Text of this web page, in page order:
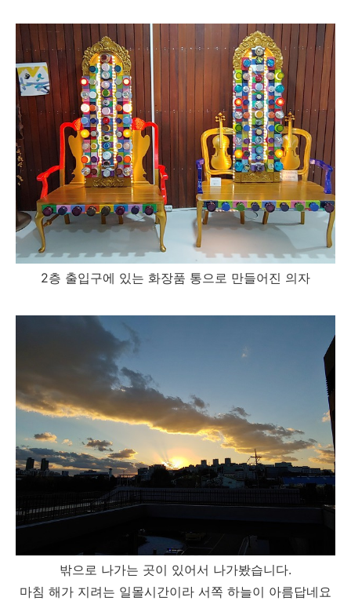
2층 출입구에 있는 화장품 통으로 만들어진 의자
밖으로 나가는 곳이 있어서 나가봤습니다.
마침 해가 지려는 일몰시간이라 서쪽 하늘이 아름답네요